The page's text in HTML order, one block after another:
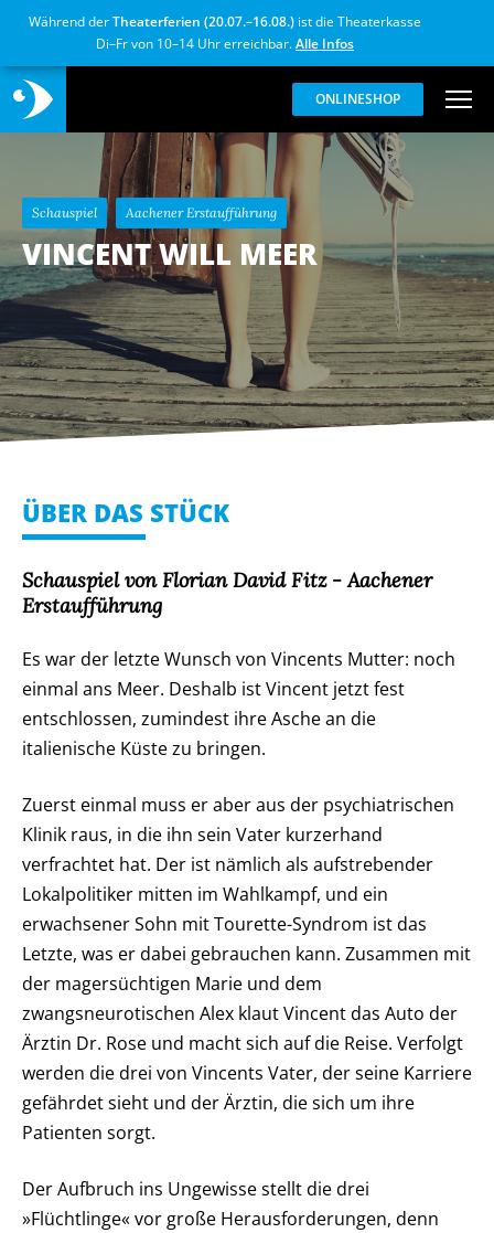
Während derTheaterferien (20.07.–16.08.) ist die Theaterkasse
Di–Fr von 10–14 Uhr erreichbar.Alle Infos
ONLINESHOP
Schauspiel Aachener Erstaufführung
VINCENT WILL MEER
ÜBER DAS STÜCK
Schauspiel von Florian David Fitz - Aachener
Erstaufführung
Es war der letzte Wunsch von Vincents Mutter: noch
einmal ans Meer. Deshalb ist Vincent jetzt fest
entschlossen, zumindest ihre Asche an die
italienische Küste zu bringen.
Zuerst einmal muss er aber aus der psychiatrischen
Klinik raus, in die ihn sein Vater kurzerhand
verfrachtet hat. Der ist nämlich als aufstrebender
Lokalpolitiker mitten im Wahlkampf, und ein
erwachsener Sohn mit Tourette-Syndrom ist das
Letzte, was er dabei gebrauchen kann. Zusammen mit
der magersüchtigen Marie und dem
zwangsneurotischen Alex klaut Vincent das Auto der
Ärztin Dr. Rose und macht sich auf die Reise. Verfolgt
werden die drei von Vincents Vater, der seine Karriere
gefährdet sieht und der Ärztin, die sich um ihre
Patienten sorgt.
Der Aufbruch ins Ungewisse stellt die drei
»Flüchtlinge« vor große Herausforderungen, denn